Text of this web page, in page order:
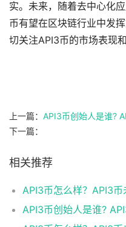
实。未来，随着去中心化
币有望在区块链行业中发
切关注API3币的市场表现和
上一篇： API3币创始人是谁?
下一篇：
相关推荐
API3币怎么样？API3币
API3币创始人是谁?